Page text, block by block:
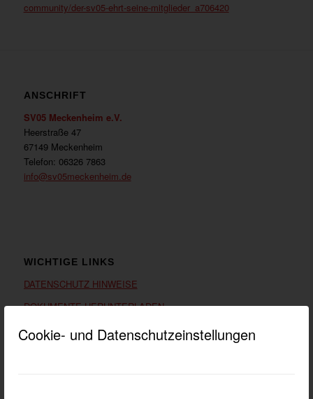
Cookie- und Datenschutzeinstellungen
community/der-sv05-ehrt-seine-mitglieder_a706420
ANSCHRIFT
SV05 Meckenheim e.V.
Heerstraße 47
67149 Meckenheim
Telefon: 06326 7863
info@sv05meckenheim.de
WICHTIGE LINKS
DATENSCHUTZ HINWEISE
DOKUMENTE HERUNTERLADEN
IMPRESSUM